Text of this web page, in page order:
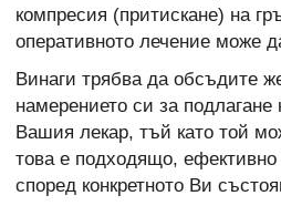
компресия (притискане) на
оперативното лечение може
Винаги трябва да обсъдите
намерението си за подлагане
Вашия лекар, тъй като той
това е подходящо,
според конкретното Ви